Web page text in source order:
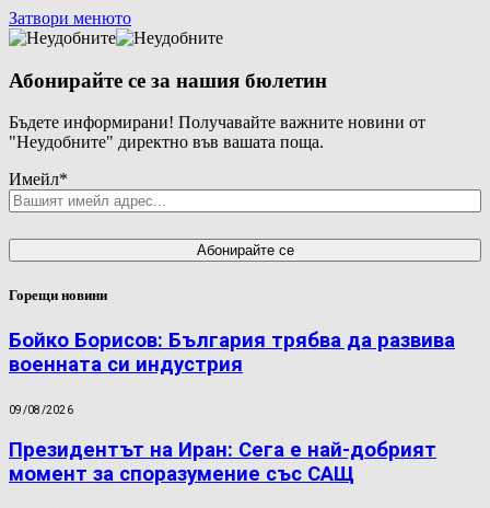
Затвори менюто
Абонирайте се за нашия бюлетин
Бъдете информирани! Получавайте важните новини от
"Неудобните" директно във вашата поща.
Имейл*
Горещи новини
Бойко Борисов: България трябва да развива
военната си индустрия
09/08/2026
Президентът на Иран: Сега е най-добрият
момент за споразумение със САЩ